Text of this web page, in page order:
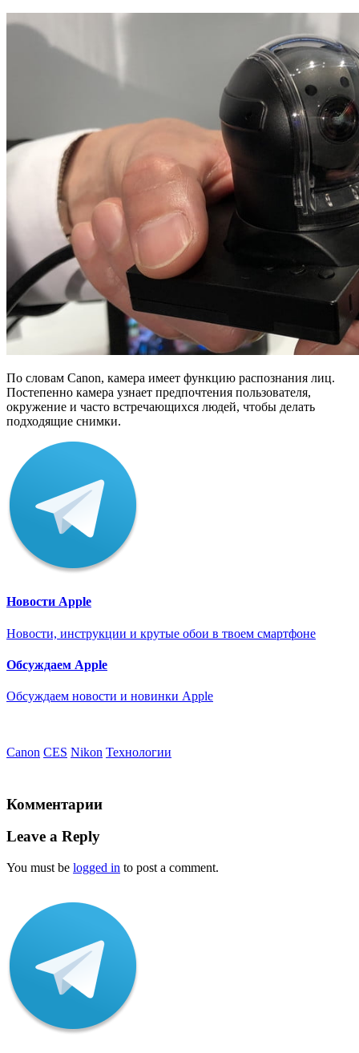
По словам Canon, камера имеет функцию распознания лиц.
Постепенно камера узнает предпочтения пользователя,
окружение и часто встречающихся людей, чтобы делать
подходящие снимки.
Новости Apple
Новости, инструкции и крутые обои в твоем смартфоне
Обсуждаем Apple
Обсуждаем новости и новинки Apple
Canon CES Nikon Технологии
Комментарии
Leave a Reply
You must be logged in to post a comment.